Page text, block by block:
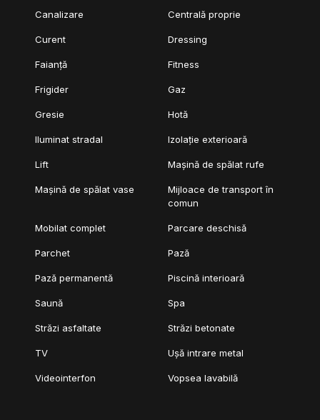
Canalizare Centrală proprie
Curent Dressing
Faianță Fitness
Frigider Gaz
Gresie Hotă
Iluminat stradal Izolație exterioară
Lift Mașină de spălat rufe
Mașină de spălat vase
Mijloace de transport în
comun
Mobilat complet Parcare deschisă
Parchet Pază
Pază permanentă Piscină interioară
Saună Spa
Străzi asfaltate Străzi betonate
TV Ușă intrare metal
Videointerfon Vopsea lavabilă